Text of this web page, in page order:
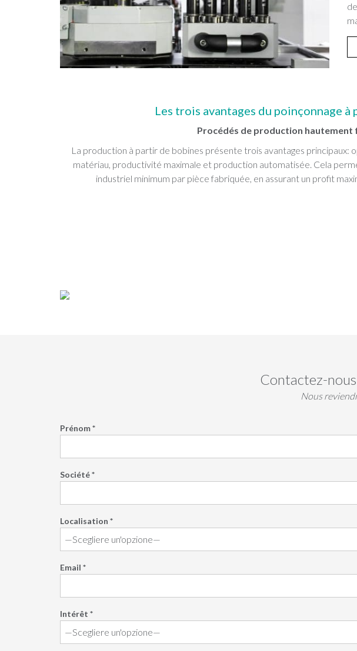
Les trois avantages du poinçonnage
Procédés de production hautement
La production à partir de bobines présente trois avantages principaux:
matériau, productivité maximale et production automatisée. Cela
industriel minimum par pièce fabriquée, en assurant un profit
Contactez-
Nous
Prénom *
Société *
Localisation *
Email *
Intérêt *